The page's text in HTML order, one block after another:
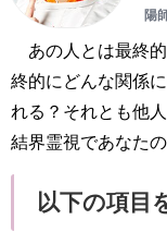
陽
あの人とは最終
終的にどんな関係
れる？それとも他
結界霊視であなた
以下の項目